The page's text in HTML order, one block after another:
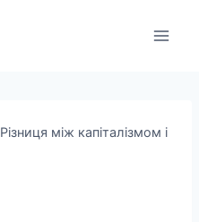
Різниця між капіталізмом і